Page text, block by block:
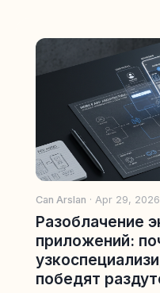
Can Arslan · Apr 29, 2026
Разоблачение
приложений:
победят